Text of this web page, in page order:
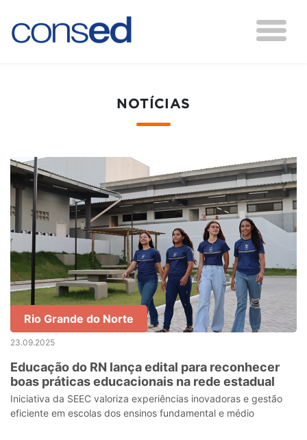
NOTÍCIAS
Rio Grande do Norte
23.09.2025
Educação do RN lança edital para reconhecer
boas práticas educacionais na rede estadual
Iniciativa da SEEC valoriza experiências inovadoras e gestão
eficiente em escolas dos ensinos fundamental e médio